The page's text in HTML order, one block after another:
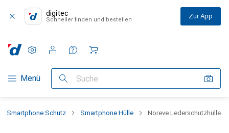
digitec
Schneller finden und bestellen Zur App
Navigation nach Kategorien
Menü Suche
Einstellungen
Kundenkonto
Vergleichslisten
Merklisten
Warenkorb
Smartphone Schutz Smartphone Hülle Noreve Lederschutzhülle